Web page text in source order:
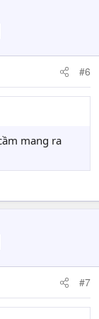
#6
mang ra
#7